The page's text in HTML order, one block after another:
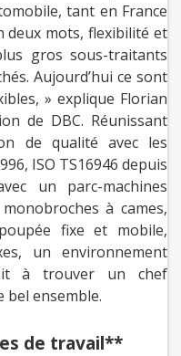
tant en France
deux mots, flexibilité et
gros sous-traitants
Aujourd’hui ce sont
» explique Florian
de DBC. Réunissant
de qualité avec les
ISO TS16946 depuis
un parc-machines
à cames,
fixe et mobile,
un environnement
à trouver un chef
bel ensemble.
de travail**